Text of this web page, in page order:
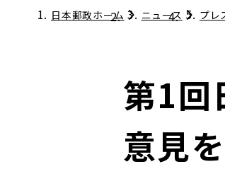
グループ情報トップ
株主・投資家情報ト
個人投資家のみなさまへ
ニューストップ
サステナビリティトッ
担当役員メッセージ
サステナビリティマネジメント
採用情報トップ
日本郵政ホーム ニュース プレ
第1回
意見